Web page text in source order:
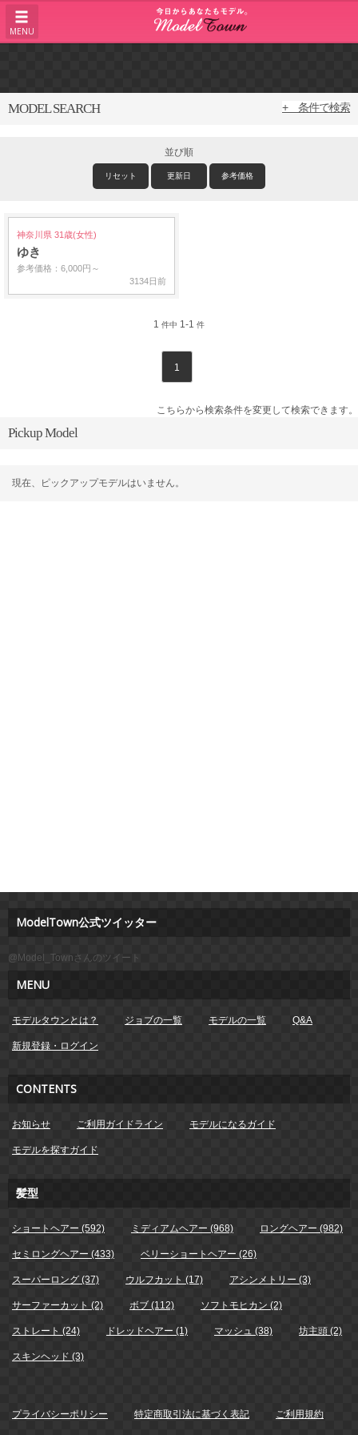
MENU
MODEL SEARCH + 条件で検索
並び順
リセット 更新日 参考価格
神奈川県 31歳(女性)
ゆき
参考価格：6,000円～
3134日前
1 件中 1-1 件
1
こちらから検索条件を変更して検索できます。
Pickup Model
現在、ピックアップモデルはいません。
ModelTown公式ツイッター
@Model_Townさんのツイート
MENU
モデルタウンとは？ ジョブの一覧 モデルの一覧 Q&A
新規登録・ログイン
CONTENTS
お知らせ ご利用ガイドライン モデルになるガイド
モデルを探すガイド
髪型
ショートヘアー (592) ミディアムヘアー (968) ロングヘアー (982)
セミロングヘアー (433) ベリーショートヘアー (26)
スーパーロング (37) ウルフカット (17) アシンメトリー (3)
サーファーカット (2) ボブ (112) ソフトモヒカン (2)
ストレート (24) ドレッドヘアー (1) マッシュ (38) 坊主頭 (2)
スキンヘッド (3)
プライバシーポリシー 特定商取引法に基づく表記 ご利用規約